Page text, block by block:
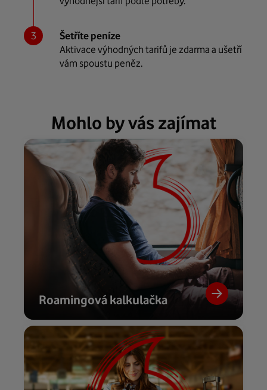
Šetříte peníze
Aktivace výhodných tarifů je zdarma a ušetří
vám spoustu peněz.
Mohlo by vás zajímat
Roamingová kalkulačka